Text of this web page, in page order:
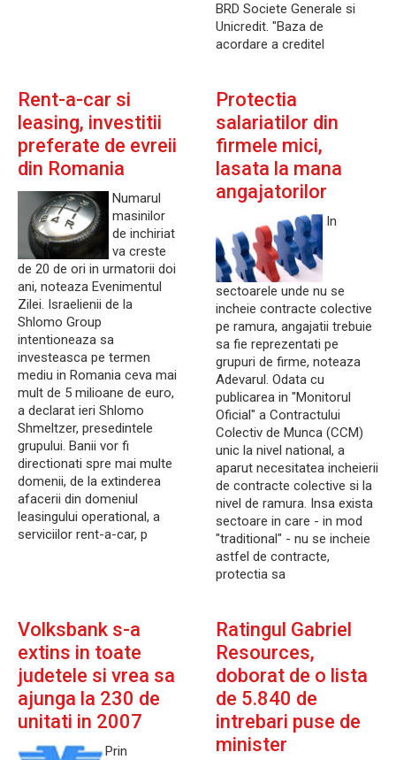
BRD Societe Generale si
Unicredit. "Baza de
acordare a creditel
Rent-a-car si
leasing, investitii
preferate de evreii
din Romania
Numarul
masinilor
de inchiriat
va creste
de 20 de ori in urmatorii doi
ani, noteaza Evenimentul
Zilei. Israelienii de la
Shlomo Group
intentioneaza sa
investeasca pe termen
mediu in Romania ceva mai
mult de 5 milioane de euro,
a declarat ieri Shlomo
Shmeltzer, presedintele
grupului. Banii vor fi
directionati spre mai multe
domenii, de la extinderea
afacerii din domeniul
leasingului operational, a
serviciilor rent-a-car, p
Protectia
salariatilor din
firmele mici,
lasata la mana
angajatorilor
In
sectoarele unde nu se
incheie contracte colective
pe ramura, angajatii trebuie
sa fie reprezentati pe
grupuri de firme, noteaza
Adevarul. Odata cu
publicarea in "Monitorul
Oficial" a Contractului
Colectiv de Munca (CCM)
unic la nivel national, a
aparut necesitatea incheierii
de contracte colective si la
nivel de ramura. Insa exista
sectoare in care - in mod
"traditional" - nu se incheie
astfel de contracte,
protectia sa
Volksbank s-a
extins in toate
judetele si vrea sa
ajunga la 230 de
unitati in 2007
Prin
Ratingul Gabriel
Resources,
doborat de o lista
de 5.840 de
intrebari puse de
minister